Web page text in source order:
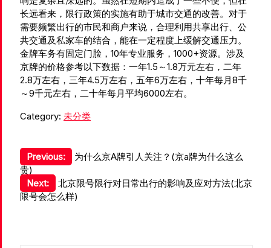
长远看来，限行政策的实施有助于城市交通的改善。对于
需要频繁出行的市民和商户来说，合理利用共享出行、公
共交通及私家车的结合，能在一定程度上缓解交通压力。
金牌车务有固定门脸，10年专业服务，1000+资源。涉及
京牌的价格参考以下数据：一年1.5～1.8万元左右，二年
2.8万左右，三年4.5万左右，五年6万左右，十年每月8千
～9千元左右，二十年每月平均6000左右。
Category: 未分类
文
章
导
Previous:
为什么京A牌引人关注？(京a牌为什么这么
贵)
Next:
北京限号限行对日常出行的影响及应对方法(北京
限号会怎么样)